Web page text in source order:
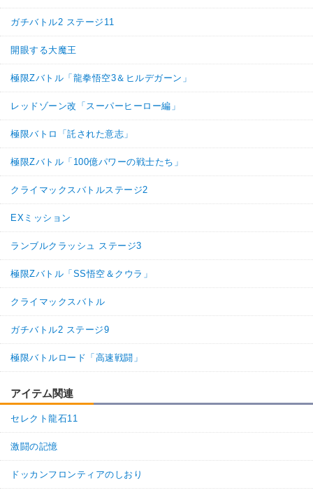
ガチバトル2 ステージ11
開眼する大魔王
極限Zバトル「龍拳悟空3＆ヒルデガーン」
レッドゾーン改「スーパーヒーロー編」
極限バトロ「託された意志」
極限Zバトル「100億パワーの戦士たち」
クライマックスバトルステージ2
EXミッション
ランブルクラッシュ ステージ3
極限Zバトル「SS悟空＆クウラ」
クライマックスバトル
ガチバトル2 ステージ9
極限バトルロード「高速戦闘」
アイテム関連
セレクト龍石11
激闘の記憶
ドッカンフロンティアのしおり